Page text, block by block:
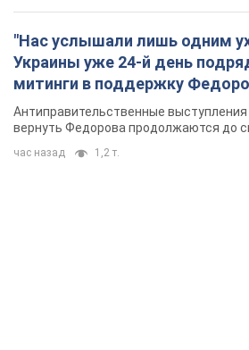
"Нас услышали лишь одним
Украины уже 24-й день
митинги в поддержку
Антиправительственные
вернуть Федорова продолжаются до
час назад 1,2 т.